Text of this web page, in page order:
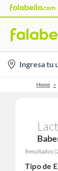
location-
icon
Ingresa tu
Home
Resultados (
Tipo de